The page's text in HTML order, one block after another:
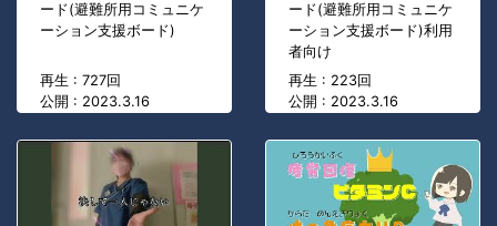
ード(避難所用コミュニケ
ーション支援ボード)
再生 : 727回
公開 : 2023.3.16
ード(避難所用コミュニケ
ーション支援ボード)利用
者向け
再生 : 223回
公開 : 2023.3.16